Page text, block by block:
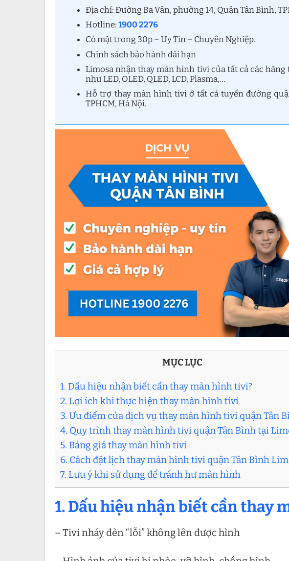
Địa chỉ: Đường Ba Vân, phường 14, Quận Tân Bình,
Hotline:1900 2276
Có mặt trong 30p – Uy Tín – Chuyên Nghiệp.
Chính sách bảo hành dài hạn
Limosa nhận thay màn hình tivi của tất cả các
như LED, OLED, QLED, LCD, Plasma,…
Hỗ trợ thay màn hình tivi ở tất cả tuyến đường
TPHCM, Hà Nội.
MỤC LỤC
1. Dấu hiệu nhận biết cần thay màn hình tivi?
2. Lợi ích khi thực hiện thay màn hình tivi
3. Ưu điểm của dịch vụ thay màn hình tivi quận Tân
4. Quy trình thay màn hình tivi quận Tân Bình tại
5. Bảng giá thay màn hình tivi
6. Cách đặt lịch thay màn hình tivi quận Tân Bình
7. Lưu ý khi sử dụng để tránh hư màn hình
1. Dấu hiệu nhận biết cần thay
– Tivi nháy đèn “lỗi” không lên được hình